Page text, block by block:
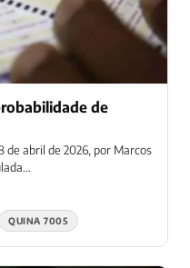
de
de abril de 2026, por Marcos
QUINA 7005